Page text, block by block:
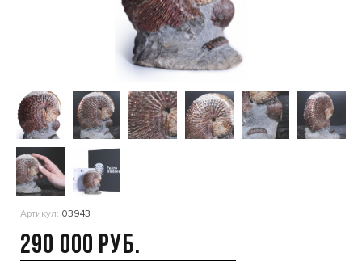
Артикул: 03943
290 000